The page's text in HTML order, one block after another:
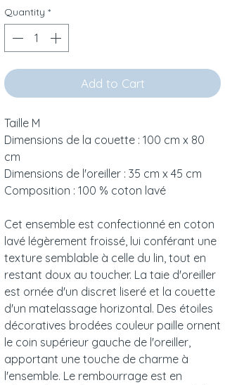
Quantity *
Add to Cart
Taille M
Dimensions de la couette : 100 cm x 80
cm
Dimensions de l'oreiller : 35 cm x 45 cm
Composition : 100 % coton lavé
Cet ensemble est confectionné en coton
lavé légèrement froissé, lui conférant une
texture semblable à celle du lin, tout en
restant doux au toucher. La taie d'oreiller
est ornée d'un discret liseré et la couette
d'un matelassage horizontal. Des étoiles
décoratives brodées couleur paille ornent
le coin supérieur gauche de l'oreiller,
apportant une touche de charme à
l'ensemble. Le rembourrage est en